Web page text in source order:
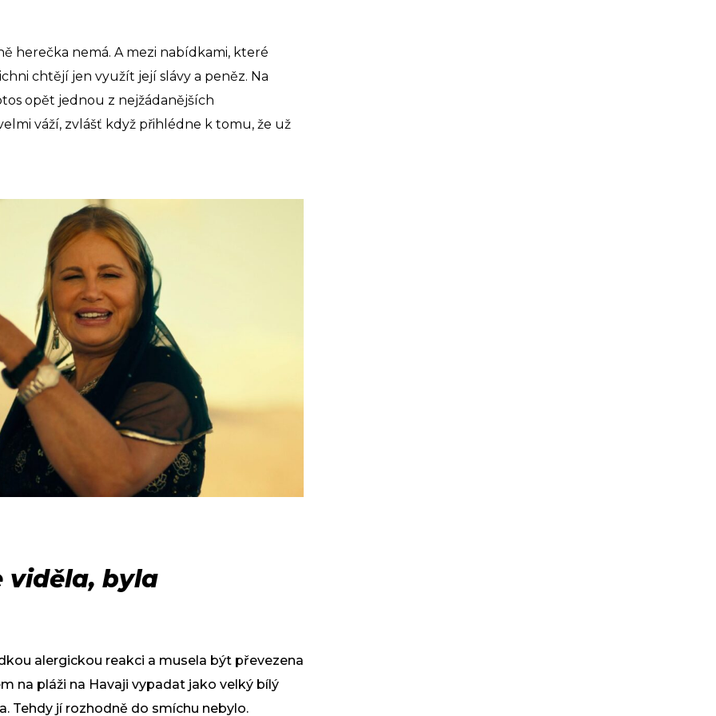
herečka nemá. A mezi nabídkami, které
chtějí jen využít její slávy a peněz. Na
opět jednou z nejžádanějších
váží, zvlášť když přihlédne k tomu, že už
viděla, byla
alergickou reakci a musela být převezena
na pláži na Havaji vypadat jako velký bílý
Tehdy jí rozhodně do smíchu nebylo.